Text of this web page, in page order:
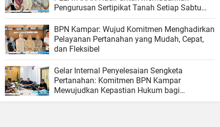
Pengurusan Sertipikat Tanah Setiap Sabtu
dan Minggu
BPN Kampar: Wujud Komitmen Menghadirkan
Pelayanan Pertanahan yang Mudah, Cepat,
dan Fleksibel
Gelar Internal Penyelesaian Sengketa
Pertanahan: Komitmen BPN Kampar
Mewujudkan Kepastian Hukum bagi